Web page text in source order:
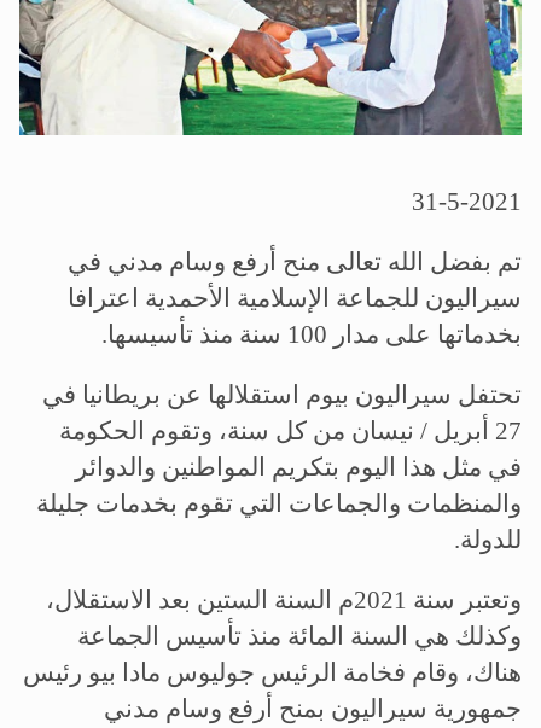
31-5-2021
تم بفضل الله تعالى منح أرفع وسام مدني في
سيراليون للجماعة الإسلامية الأحمدية اعترافا
بخدماتها على مدار 100 سنة منذ تأسيسها.
تحتفل سيراليون بيوم استقلالها عن بريطانيا في
27 أبريل / نيسان من كل سنة، وتقوم الحكومة
في مثل هذا اليوم بتكريم المواطنين والدوائر
والمنظمات والجماعات التي تقوم بخدمات جليلة
للدولة.
وتعتبر سنة 2021م السنة الستين بعد الاستقلال،
وكذلك هي السنة المائة منذ تأسيس الجماعة
هناك، وقام فخامة الرئيس جوليوس مادا بيو رئيس
جمهورية سيراليون بمنح أرفع وسام مدني